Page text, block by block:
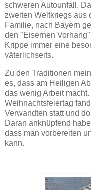
schweren Autounfall.
zweiten Weltkriegs aus
Familie, nach Bayern
den "Eisernen
Krippe immer eine
väterlichseits.
Zu den Traditionen
es, dass am Heiligen
das wenig Arbeit
Weihnachtsfeiertag
Verwandten statt und
Daran anknüpfend
dass man vorbereiten
kann.